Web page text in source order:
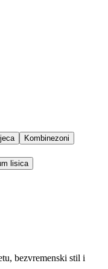
Kombinezoni
lisica
bezvremenski stil i